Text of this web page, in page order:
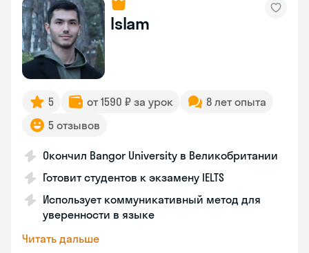
Islam
5 от 1590 ₽ за урок
8 лет опыта
5 отзывов
Окончил Bangor University в Великобритании
Готовит студентов к экзамену IELTS
Использует коммуникативный метод для
уверенности в языке
Читать дальше